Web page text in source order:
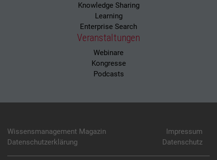
Knowledge Sharing
Learning
Enterprise Search
Veranstaltungen
Webinare
Kongresse
Podcasts
Wissensmanagement Magazin
Impressum
Datenschutzerklärung
Datenschutz